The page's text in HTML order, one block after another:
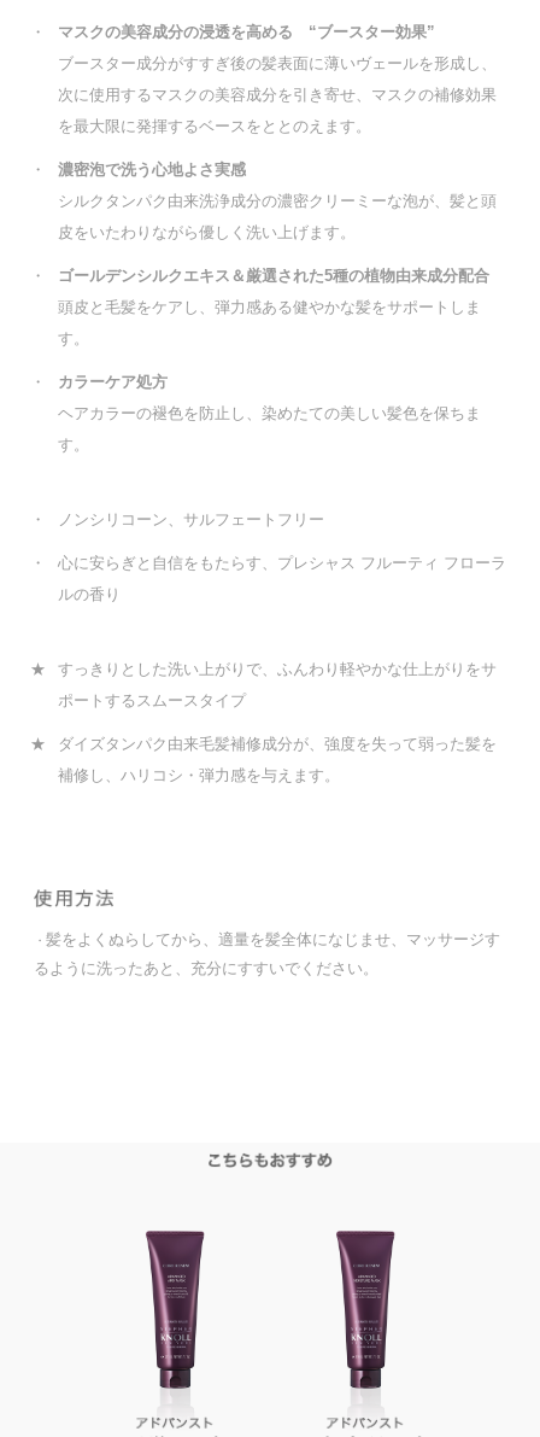
・
マスクの美容成分の浸透を高める “ブースター効果”
ブースター成分がすすぎ後の髪表面に薄いヴェールを形成し、
次に使用するマスクの美容成分を引き寄せ、マスクの補修効果
を最大限に発揮するベースをととのえます。
・
濃密泡で洗う心地よさ実感
シルクタンパク由来洗浄成分の濃密クリーミーな泡が、髪と頭
皮をいたわりながら優しく洗い上げます。
・
ゴールデンシルクエキス＆厳選された5種の植物由来成分配合
頭皮と毛髪をケアし、弾力感ある健やかな髪をサポートしま
す。
・
カラーケア処方
ヘアカラーの褪色を防止し、染めたての美しい髪色を保ちま
す。
・ ノンシリコーン、サルフェートフリー
・
心に安らぎと自信をもたらす、プレシャス フルーティ フローラ
ルの香り
★
すっきりとした洗い上がりで、ふんわり軽やかな仕上がりをサ
ポートするスムースタイプ
★
ダイズタンパク由来毛髪補修成分が、強度を失って弱った髪を
補修し、ハリコシ・弾力感を与えます。
・ 髪をよくぬらしてから、適量を髪全体になじませ、マッサージす
るように洗ったあと、充分にすすいでください。